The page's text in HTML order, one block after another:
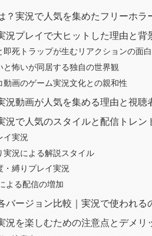
？実況で人気を集めたフリーホラ
況プレイで大ヒットした理由と背
即死トラップが生むリアクションの面白
と怖いが同居する独自の世界観
動画のゲーム実況文化との親和性
況動画が人気を集める理由と視聴
況で人気のスタイルと配信トレン
イ実況
実況による解説スタイル
・縛りプレイ実況
よる配信の増加
バージョン比較｜実況で使われる
況を楽しむための注意点とデメリ